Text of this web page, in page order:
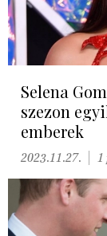
Selena
szezon
emberek
2023.11.27. 1